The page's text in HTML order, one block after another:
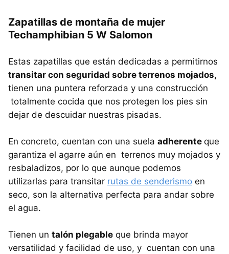
Zapatillas de montaña de mujer
Techamphibian 5 W Salomon
Estas zapatillas que están dedicadas a permitirnos
transitar con seguridad sobre terrenos mojados,
tienen una puntera reforzada y una construcción
totalmente cocida que nos protegen los pies sin
dejar de descuidar nuestras pisadas.
En concreto, cuentan con una suela adherente que
garantiza el agarre aún en terrenos muy mojados y
resbaladizos, por lo que aunque podemos
utilizarlas para transitar rutas de senderismo en
seco, son la alternativa perfecta para andar sobre
el agua.
Tienen un talón plegable que brinda mayor
versatilidad y facilidad de uso, y cuentan con una